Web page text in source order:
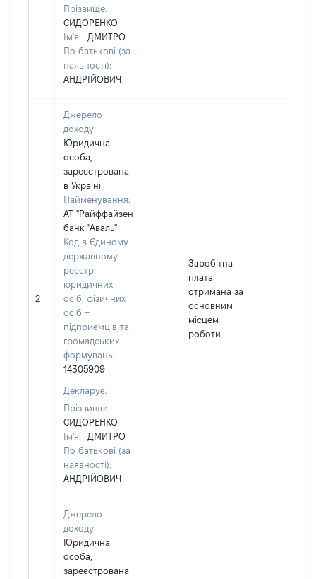
Прізвище:
СИДОРЕНКО
Ім'я:
ДМИТРО
По батькові (за
наявності):
АНДРІЙОВИЧ
2
Джерело
доходу:
Юридична
особа,
зареєстрована
в Україні
Найменування:
АТ "Райффайзен
банк "Аваль"
Код в Єдиному
державному
реєстрі
юридичних
осіб, фізичних
осіб –
підприємців та
громадських
формувань:
14305909
Декларує:
Прізвище:
СИДОРЕНКО
Ім'я:
ДМИТРО
По батькові (за
наявності):
АНДРІЙОВИЧ
Заробітна
плата
отримана за
основним
місцем
роботи
Джерело
доходу:
Юридична
особа,
зареєстрована